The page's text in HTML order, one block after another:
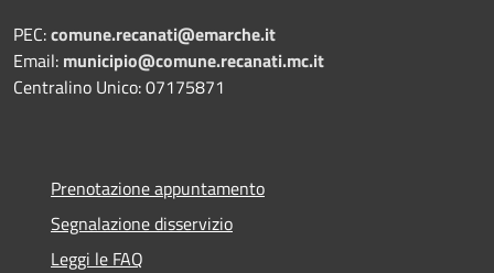
PEC:comune.recanati@emarche.it
Email: municipio@comune.recanati.mc.it
Centralino Unico: 07175871
Prenotazione appuntamento
Segnalazione disservizio
Leggi le FAQ